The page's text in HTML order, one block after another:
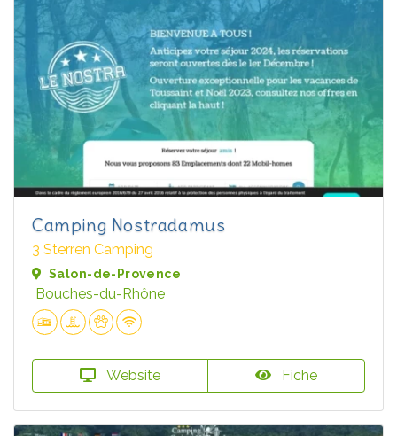
Camping Nostradamus
3 Sterren Camping
Salon-de-Provence
Bouches-du-Rhône
Website Fiche